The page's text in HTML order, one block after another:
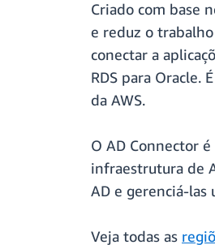
Criado com base
e reduz o
conectar a
RDS para
da AWS.
O AD Connector
infraestrutura de
AD e gerenciá-las
Veja todas as